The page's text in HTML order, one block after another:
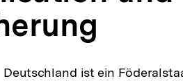
Deutschland ist ein